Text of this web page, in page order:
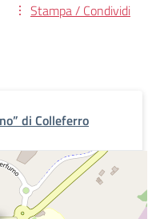
Stampa / Condividi
di Colleferro